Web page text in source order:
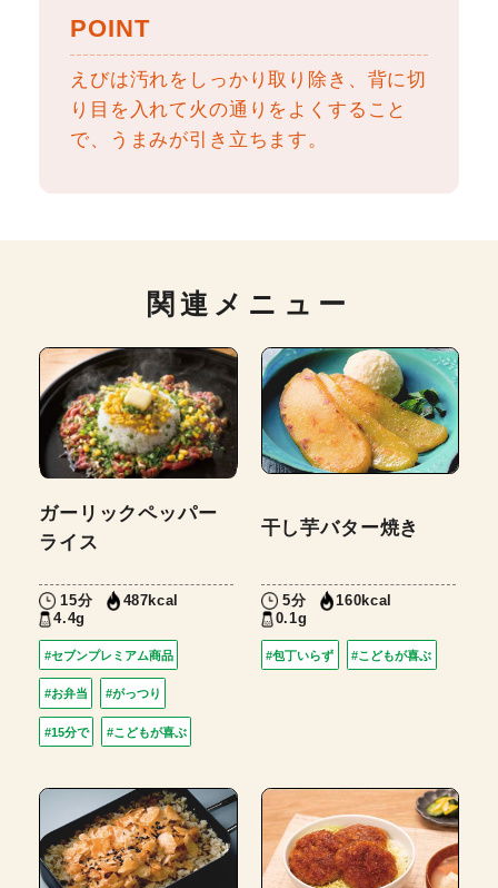
POINT
えびは汚れをしっかり取り除き、背に切
り目を入れて火の通りをよくすること
で、うまみが引き立ちます。
関連メニュー
ガーリックペッパー
ライス
15分
487kcal
4.4g
#セブンプレミアム商品
#お弁当 #がっつり
#15分で #こどもが喜ぶ
干し芋バター焼き
5分
160kcal
0.1g
#包丁いらず #こどもが喜ぶ